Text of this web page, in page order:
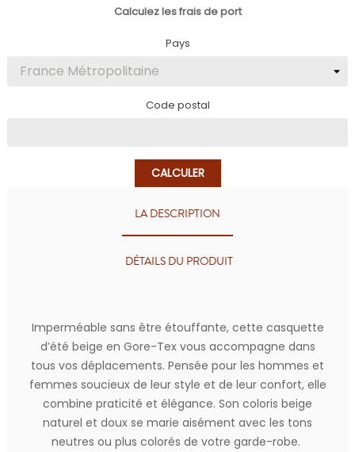
Calculez les frais de port
Pays
Code postal
CALCULER
LA DESCRIPTION
DÉTAILS DU PRODUIT
Imperméable sans être étouffante, cette casquette
d’été beige en Gore-Tex vous accompagne dans
tous vos déplacements. Pensée pour les hommes et
femmes soucieux de leur style et de leur confort, elle
combine praticité et élégance. Son coloris beige
naturel et doux se marie aisément avec les tons
neutres ou plus colorés de votre garde-robe.